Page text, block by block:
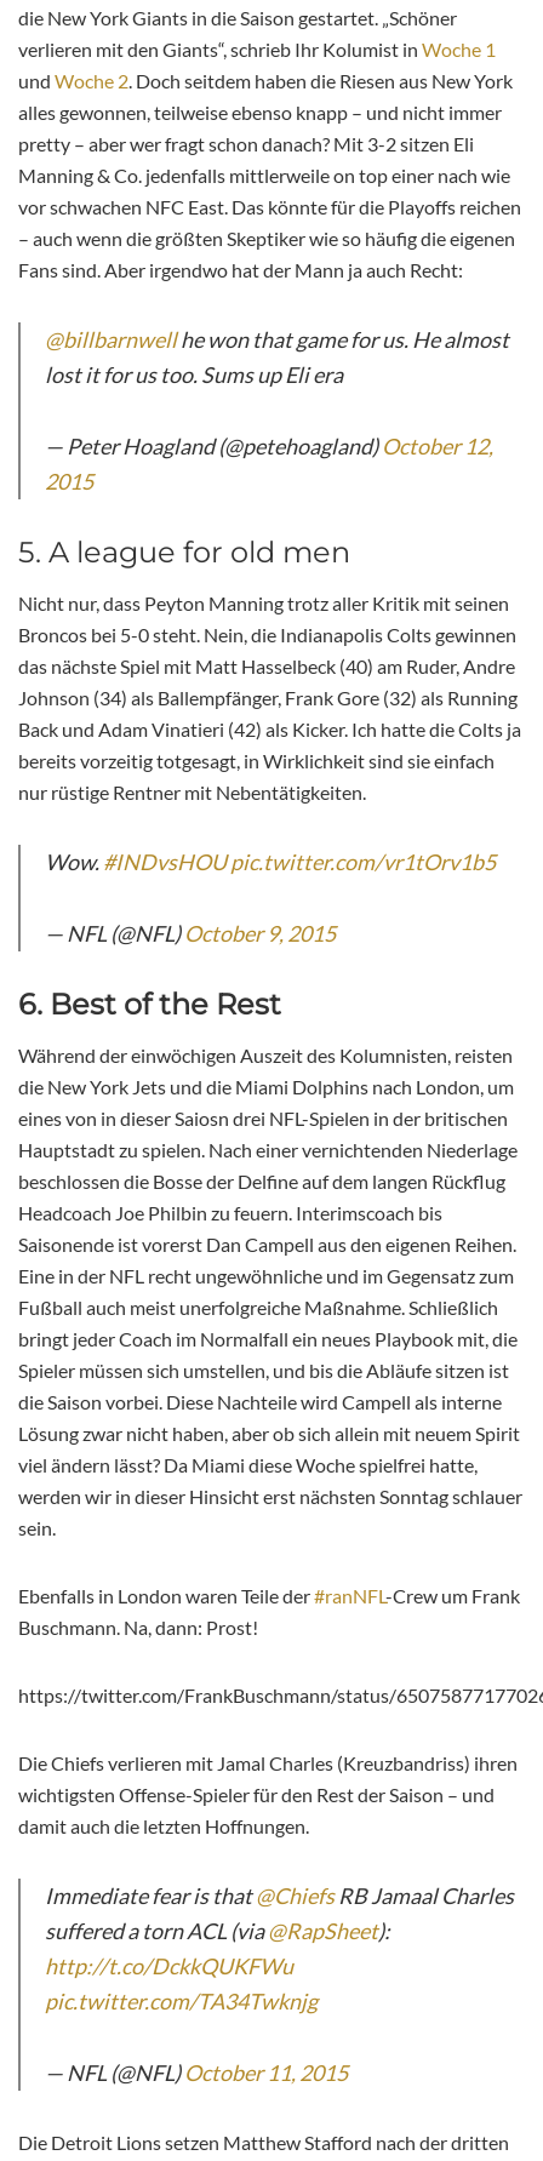
die New York Giants in die Saison gestartet. „Schöner
verlieren mit den Giants“, schrieb Ihr Kolumist in Woche 1
und Woche 2. Doch seitdem haben die Riesen aus New York
alles gewonnen, teilweise ebenso knapp – und nicht immer
pretty – aber wer fragt schon danach? Mit 3-2 sitzen Eli
Manning & Co. jedenfalls mittlerweile on top einer nach wie
vor schwachen NFC East. Das könnte für die Playoffs reichen
– auch wenn die größten Skeptiker wie so häufig die eigenen
Fans sind. Aber irgendwo hat der Mann ja auch Recht:
@billbarnwellhe won that game for us. He almost
lost it for us too. Sums up Eli era
— Peter Hoagland (@petehoagland)October 12,
2015
5. A league for old men
Nicht nur, dass Peyton Manning trotz aller Kritik mit seinen
Broncos bei 5-0 steht. Nein, die Indianapolis Colts gewinnen
das nächste Spiel mit Matt Hasselbeck (40) am Ruder, Andre
Johnson (34) als Ballempfänger, Frank Gore (32) als Running
Back und Adam Vinatieri (42) als Kicker. Ich hatte die Colts ja
bereits vorzeitig totgesagt, in Wirklichkeit sind sie einfach
nur rüstige Rentner mit Nebentätigkeiten.
Wow.#INDvsHOUpic.twitter.com/vr1tOrv1b5
— NFL (@NFL)October 9, 2015
6. Best of the Rest
Während der einwöchigen Auszeit des Kolumnisten, reisten
die New York Jets und die Miami Dolphins nach London, um
eines von in dieser Saiosn drei NFL-Spielen in der britischen
Hauptstadt zu spielen. Nach einer vernichtenden Niederlage
beschlossen die Bosse der Delfine auf dem langen Rückflug
Headcoach Joe Philbin zu feuern. Interimscoach bis
Saisonende ist vorerst Dan Campell aus den eigenen Reihen.
Eine in der NFL recht ungewöhnliche und im Gegensatz zum
Fußball auch meist unerfolgreiche Maßnahme. Schließlich
bringt jeder Coach im Normalfall ein neues Playbook mit, die
Spieler müssen sich umstellen, und bis die Abläufe sitzen ist
die Saison vorbei. Diese Nachteile wird Campell als interne
Lösung zwar nicht haben, aber ob sich allein mit neuem Spirit
viel ändern lässt? Da Miami diese Woche spielfrei hatte,
werden wir in dieser Hinsicht erst nächsten Sonntag schlauer
sein.
Ebenfalls in London waren Teile der#ranNFL-Crew um Frank
Buschmann. Na, dann: Prost!
https://twitter.com/FrankBuschmann/status/
Die Chiefs verlieren mit Jamal Charles (Kreuzbandriss) ihren
wichtigsten Offense-Spieler für den Rest der Saison – und
damit auch die letzten Hoffnungen.
Immediate fear is that@ChiefsRB Jamaal Charles
suffered a torn ACL (via@RapSheet):
http://t.co/DckkQUKFWu
pic.twitter.com/TA34Twknjg
— NFL (@NFL)October 11, 2015
Die Detroit Lions setzen Matthew Stafford nach der dritten